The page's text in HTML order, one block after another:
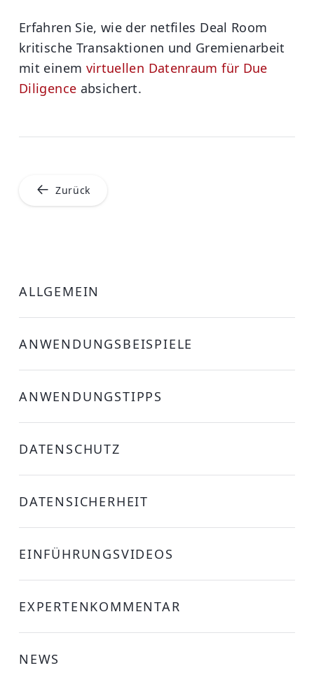
Erfahren Sie, wie der netfiles Deal Room
kritische Transaktionen und Gremienarbeit
mit einem virtuellen Datenraum für Due
Diligence absichert.
Zurück
ALLGEMEIN
ANWENDUNGSBEISPIELE
ANWENDUNGSTIPPS
DATENSCHUTZ
DATENSICHERHEIT
EINFÜHRUNGSVIDEOS
EXPERTENKOMMENTAR
NEWS